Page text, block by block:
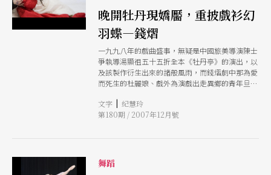
晚開牡丹現嬌靨，重披戲衫幻
羽蝶—錢熠
一九九八年的戲曲盛事，無疑是中國旅美導演陳士
爭執導湯顯祖五十五折全本《牡丹亭》的演出，以
及該製作衍生出來的諸般風雨，而錢熠劇中那為愛
而死生的杜麗娘、戲外為演戲出走異鄉的青年旦角
路。九年走過，錢熠曾放棄從小沉浸的崑曲藝術，
嘗試不同的演出，但歷練過後，卻更發現崑曲的無
文字 | 紀慧玲
第180期 / 2007年12月號
舞蹈